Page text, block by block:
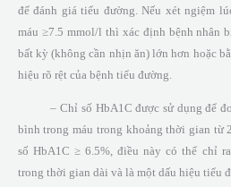
để đánh giá tiểu đường. Nếu xét ngiệm
máu ≥7.5 mmol/l thì xác định bệnh nhân
bất kỳ (không cần nhịn ăn) lớn hơn hoặc
hiệu rõ rệt của bệnh tiểu đường.
– Chỉ số HbA1C được sử dụng để đo
bình trong máu trong khoảng thời gian từ
số HbA1C ≥ 6.5%, điều này có thể chỉ
trong thời gian dài và là một dấu hiệu tiểu